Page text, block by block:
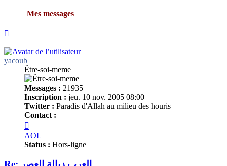
Mes messages
yacoub
Être-soi-meme
Messages : 21935
Inscription : jeu. 10 nov. 2005 08:00
Twitter : Paradis d'Allah au milieu des houris
Contact :
yacoub
AOL
Status : Hors-ligne